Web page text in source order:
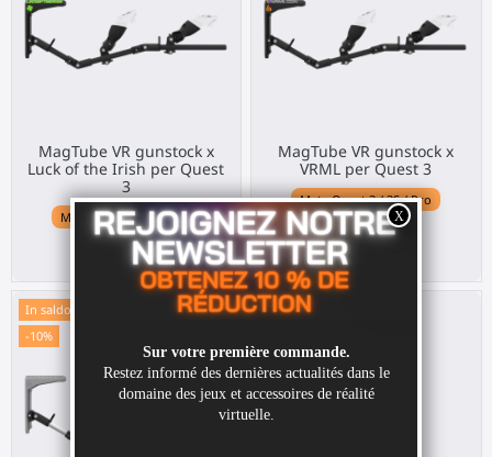
MagTube VR gunstock x
Luck of the Irish per Quest
3
Meta Quest 3 / 3S / Pro
210,00 €
MagTube VR gunstock x
VRML per Quest 3
Meta Quest 3 / 3S / Pro
210,00 €
In saldo!
-10%